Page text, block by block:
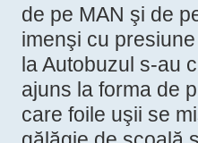
de pe MAN şi de
imenşi cu
la Autobuzul s-au
ajuns la forma de
care foile uşii se